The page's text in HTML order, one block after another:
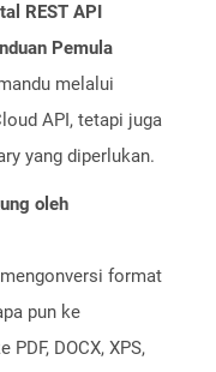
REST API
Pemula
melalui
API, tetapi juga
yang diperlukan.
oleh
format
pun ke
DOCX, XPS,